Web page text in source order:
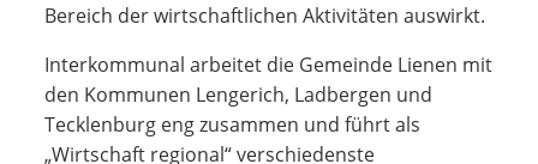
Bereich der wirtschaftlichen Aktivitäten auswirkt.
Interkommunal arbeitet die Gemeinde Lienen mit
den Kommunen Lengerich, Ladbergen und
Tecklenburg eng zusammen und führt als
„Wirtschaft regional“ verschiedenste